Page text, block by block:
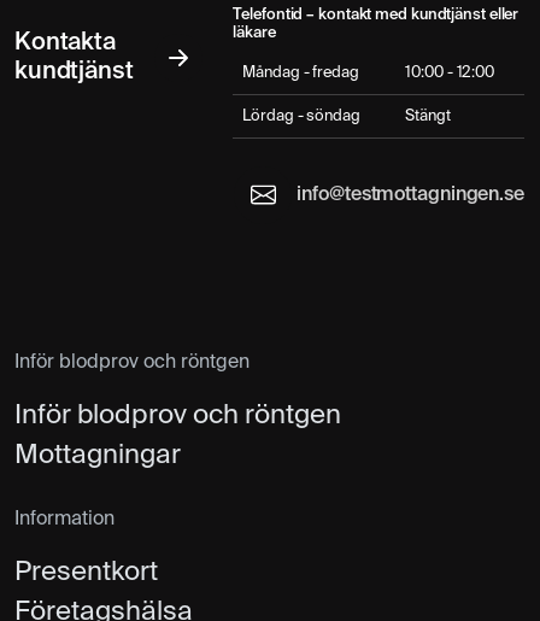
Kontakta
kundtjänst
Telefontid – kontakt med kundtjänst eller
läkare
Måndag - fredag 10:00 - 12:00
Lördag - söndag Stängt
info@testmottagningen.se
Inför blodprov och röntgen
Inför blodprov och röntgen
Mottagningar
Information
Presentkort
Företagshälsa